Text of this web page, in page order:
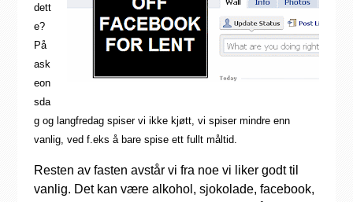
dett
e?
På
ask
eon
sda
g og langfredag spiser vi ikke kjøtt, vi spiser mindre enn
vanlig, ved f.eks å bare spise ett fullt måltid.
Resten av fasten avstår vi fra noe vi liker godt til
vanlig. Det kan være alkohol, sjokolade, facebook,